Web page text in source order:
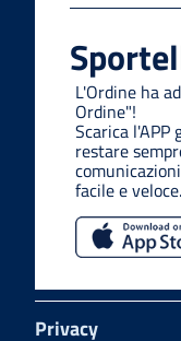
L'Ordine ha
Ordine"!
Scarica
restare
facile e veloce.
Privacy